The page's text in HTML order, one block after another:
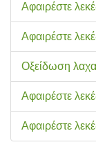
Αφαιρέστε
Αφαιρέστε
Οξείδωση
Αφαιρέστε
Αφαιρέστε